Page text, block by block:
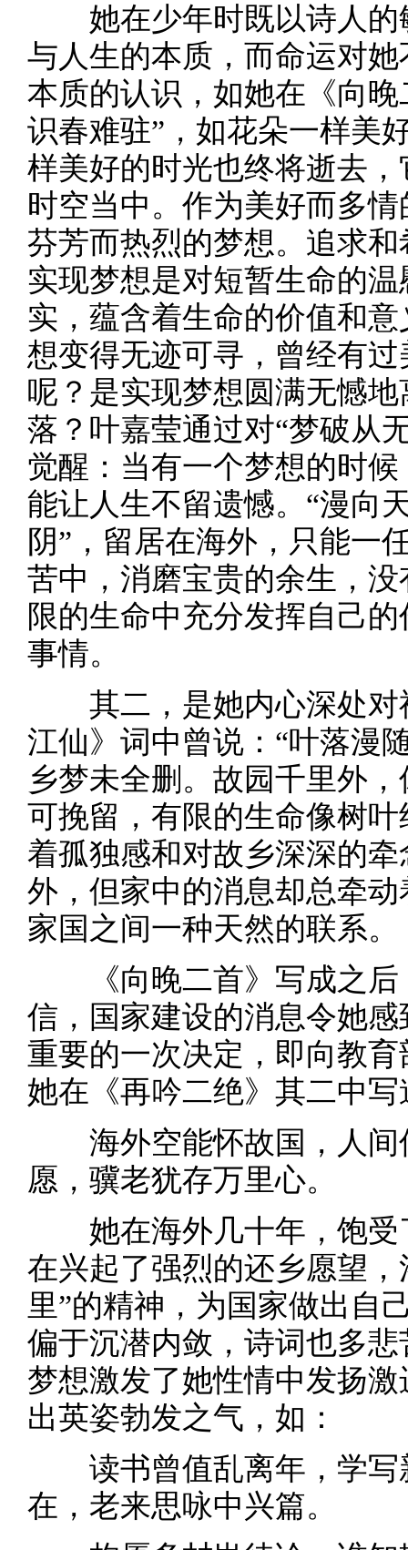
她在少年时既以诗人的
与人生的本质，而命运对
本质的认识，如她在《向
识春难驻”，如花朵一样美
样美好的时光也终将逝去
时空当中。作为美好而多
芬芳而热烈的梦想。追求
实现梦想是对短暂生命的
实，蕴含着生命的价值和
想变得无迹可寻，曾经有
呢？是实现梦想圆满无憾
落？叶嘉莹通过对“梦破从
觉醒：当有一个梦想的时
能让人生不留遗憾。“漫向
阴”，留居在海外，只能一
苦中，消磨宝贵的余生，
限的生命中充分发挥自己
事情。
其二，是她内心深处对
江仙》词中曾说：“叶落漫
乡梦未全删。故园千里外
可挽留，有限的生命像树
着孤独感和对故乡深深的
外，但家中的消息却总牵
家国之间一种天然的联系。
《向晚二首》写成之后
信，国家建设的消息令她
重要的一次决定，即向教
她在《再吟二绝》其二中写
海外空能怀故国，人间
愿，骥老犹存万里心。
她在海外几十年，饱受
在兴起了强烈的还乡愿望
里”的精神，为国家做出自
偏于沉潜内敛，诗词也多
梦想激发了她性情中发扬
出英姿勃发之气，如：
读书曾值乱离年，学写
在，老来思咏中兴篇。